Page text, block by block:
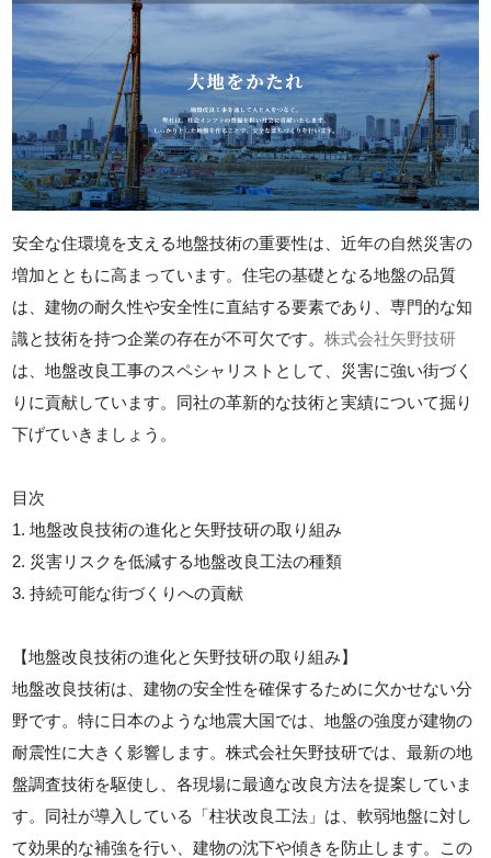
安全な住環境を支える地盤技術の重要性は、近年の自然災害の
増加とともに高まっています。住宅の基礎となる地盤の品質
は、建物の耐久性や安全性に直結する要素であり、専門的な知
識と技術を持つ企業の存在が不可欠です。株式会社矢野技研
は、地盤改良工事のスペシャリストとして、災害に強い街づく
りに貢献しています。同社の革新的な技術と実績について掘り
下げていきましょう。
目次
1. 地盤改良技術の進化と矢野技研の取り組み
2. 災害リスクを低減する地盤改良工法の種類
3. 持続可能な街づくりへの貢献
【地盤改良技術の進化と矢野技研の取り組み】
地盤改良技術は、建物の安全性を確保するために欠かせない分
野です。特に日本のような地震大国では、地盤の強度が建物の
耐震性に大きく影響します。株式会社矢野技研では、最新の地
盤調査技術を駆使し、各現場に最適な改良方法を提案していま
す。同社が導入している「柱状改良工法」は、軟弱地盤に対し
て効果的な補強を行い、建物の沈下や傾きを防止します。この